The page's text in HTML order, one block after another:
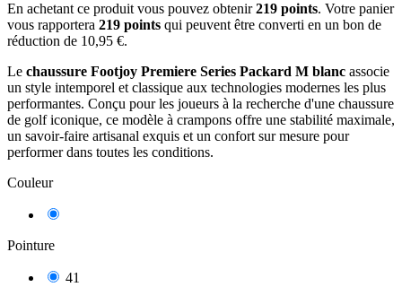
En achetant ce produit vous pouvez obtenir219 points. Votre panier
vous rapportera 219 points qui peuvent être converti en un bon de
réduction de 10,95 €.
Le chaussure Footjoy Premiere Series Packard M blanc associe
un style intemporel et classique aux technologies modernes les plus
performantes. Conçu pour les joueurs à la recherche d'une chaussure
de golf iconique, ce modèle à crampons offre une stabilité maximale,
un savoir-faire artisanal exquis et un confort sur mesure pour
performer dans toutes les conditions.
Couleur
Pointure
41